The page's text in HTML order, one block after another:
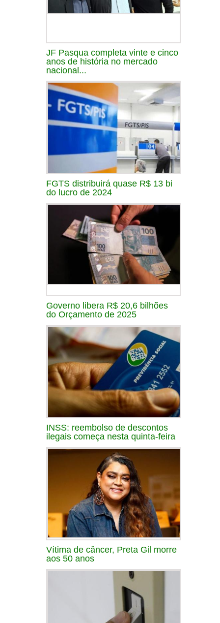
JF Pasqua completa vinte e cinco
anos de história no mercado
nacional...
FGTS distribuirá quase R$ 13 bi
do lucro de 2024
Governo libera R$ 20,6 bilhões
do Orçamento de 2025
INSS: reembolso de descontos
ilegais começa nesta quinta-feira
Vítima de câncer, Preta Gil morre
aos 50 anos